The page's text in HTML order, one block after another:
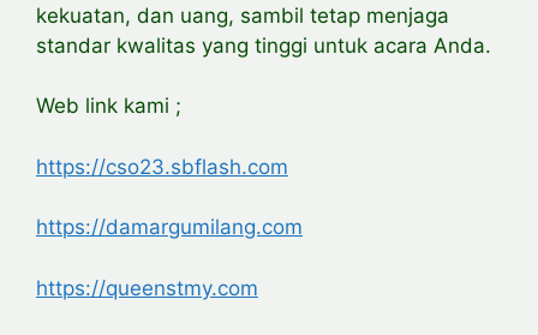
kekuatan, dan uang, sambil tetap menjaga
standar kwalitas yang tinggi untuk acara Anda.
Web link kami ;
https://cso23.sbflash.com
https://damargumilang.com
https://queenstmy.com